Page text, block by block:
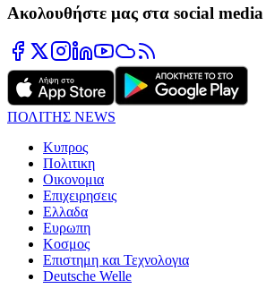
Ακολουθήστε μας στα social media
ΠΟΛΙΤΗΣ NEWS
Κυπρος
Πολιτικη
Οικονομια
Επιχειρησεις
Ελλαδα
Ευρωπη
Κοσμος
Επιστημη και Τεχνολογια
Deutsche Welle